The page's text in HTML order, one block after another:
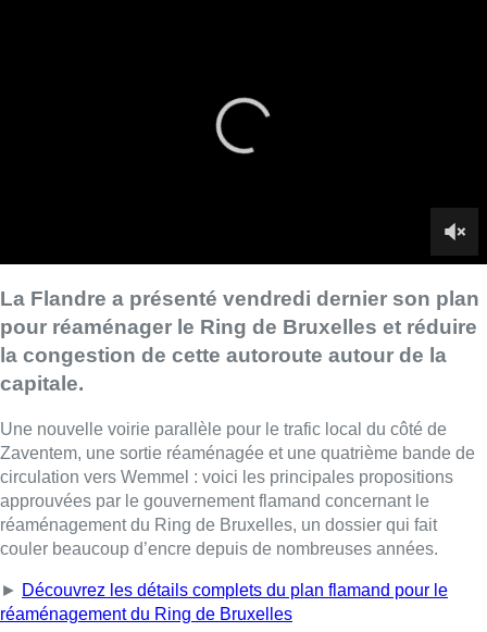
Une nouvelle voirie parallèle pour le trafic local du côté de
Zaventem, une sortie réaménagée et une quatrième bande de
couler beaucoup d’encre depuis de nombreuses années.
►Découvrez les détails complets du plan flamand pour le
réaménagement du Ring de Bruxelles
L’annonce ne satisfait toutefois pas la Région bruxelloise. La
ministre de la Mobilité Elke Van den Brandt (Groen) fait savoir
voies sur le Ring, car cela créera un trafic automobile
supplémentaire et la situation se bloquera à nouveau à long
terme”. Elle indique encore que des discussions entre la
Flandre, la Région bruxelloise et les communes auront lieu
d’ici au mois de septembre.
Corinne De Beul.